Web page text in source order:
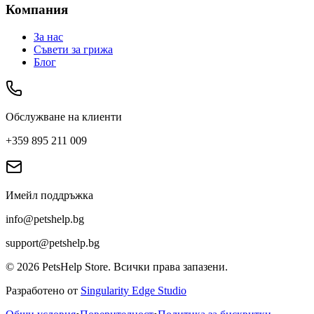
Компания
За нас
Съвети за грижа
Блог
Обслужване на клиенти
+359 895 211 009
Имейл поддръжка
info@petshelp.bg
support@petshelp.bg
© 2026 PetsHelp Store. Всички права запазени.
Разработено от Singularity Edge Studio